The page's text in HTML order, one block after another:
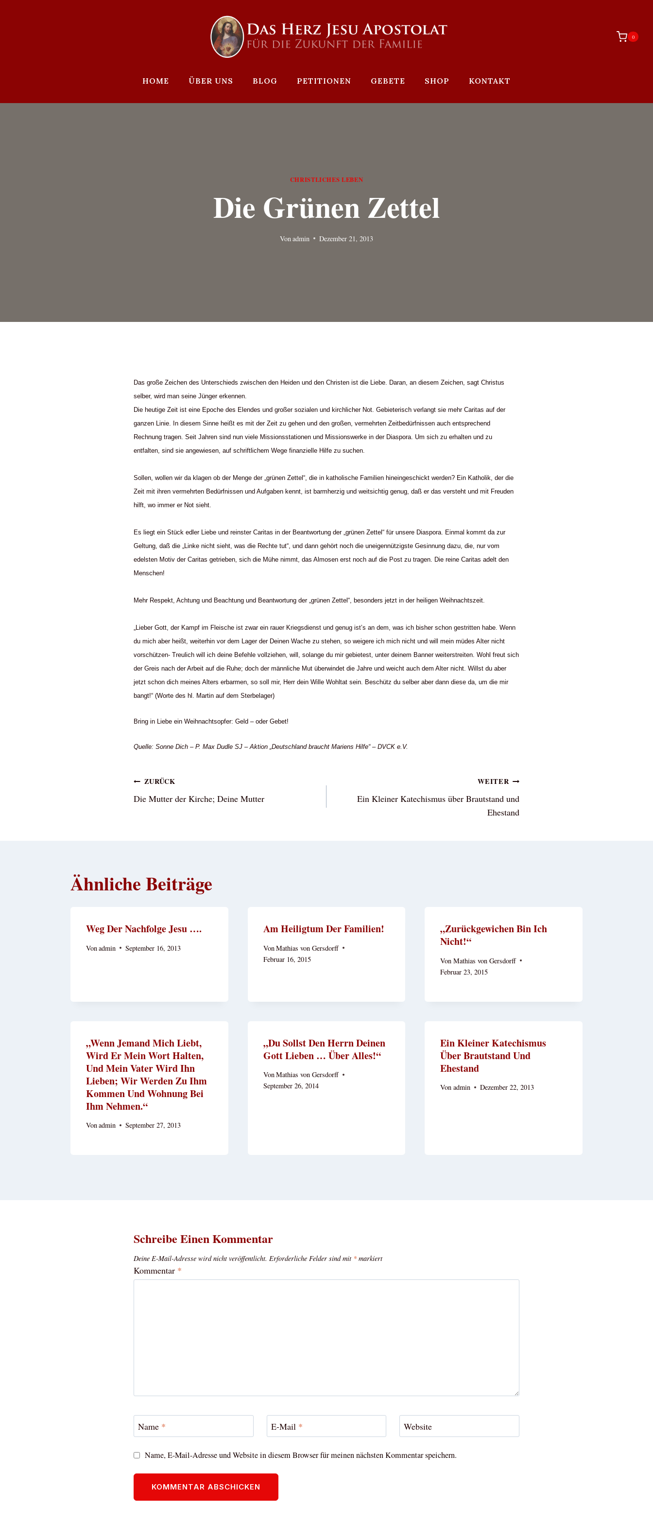
0
HOME ÜBER UNS BLOG PETITIONEN GEBETE SHOP KONTAKT
CHRISTLICHES LEBEN
Die Grünen Zettel
Von admin Dezember 21, 2013
Das große Zeichen des Unterschieds zwischen den Heiden und den Christen ist die Liebe. Daran, an diesem Zeichen, sagt Christus
selber, wird man seine Jünger erkennen.
Die heutige Zeit ist eine Epoche des Elendes und großer sozialen und kirchlicher Not. Gebieterisch verlangt sie mehr Caritas auf der
ganzen Linie. In diesem Sinne heißt es mit der Zeit zu gehen und den großen, vermehrten Zeitbedürfnissen auch entsprechend
Rechnung tragen. Seit Jahren sind nun viele Missionsstationen und Missionswerke in der Diaspora. Um sich zu erhalten und zu
entfalten, sind sie angewiesen, auf schriftlichem Wege finanzielle Hilfe zu suchen.
Sollen, wollen wir da klagen ob der Menge der „grünen Zettel“, die in katholische Familien hineingeschickt werden? Ein Katholik, der die
Zeit mit ihren vermehrten Bedürfnissen und Aufgaben kennt, ist barmherzig und weitsichtig genug, daß er das versteht und mit Freuden
hilft, wo immer er Not sieht.
Es liegt ein Stück edler Liebe und reinster Caritas in der Beantwortung der „grünen Zettel“ für unsere Diaspora. Einmal kommt da zur
Geltung, daß die „Linke nicht sieht, was die Rechte tut“, und dann gehört noch die uneigennützigste Gesinnung dazu, die, nur vom
edelsten Motiv der Caritas getrieben, sich die Mühe nimmt, das Almosen erst noch auf die Post zu tragen. Die reine Caritas adelt den
Menschen!
Mehr Respekt, Achtung und Beachtung und Beantwortung der „grünen Zettel“, besonders jetzt in der heiligen Weihnachtszeit.
„Lieber Gott, der Kampf im Fleische ist zwar ein rauer Kriegsdienst und genug ist’s an dem, was ich bisher schon gestritten habe. Wenn
du mich aber heißt, weiterhin vor dem Lager der Deinen Wache zu stehen, so weigere ich mich nicht und will mein müdes Alter nicht
vorschützen- Treulich will ich deine Befehle vollziehen, will, solange du mir gebietest, unter deinem Banner weiterstreiten. Wohl freut sich
der Greis nach der Arbeit auf die Ruhe; doch der männliche Mut überwindet die Jahre und weicht auch dem Alter nicht. Willst du aber
jetzt schon dich meines Alters erbarmen, so soll mir, Herr dein Wille Wohltat sein. Beschütz du selber aber dann diese da, um die mir
bangt!“ (Worte des hl. Martin auf dem Sterbelager)
Bring in Liebe ein Weihnachtsopfer: Geld – oder Gebet!
Quelle: Sonne Dich – P. Max Dudle SJ – Aktion „Deutschland braucht Mariens Hilfe“ – DVCK e.V.
Beitragsnavigation
ZURÜCK
Die Mutter der Kirche; Deine Mutter
WEITER
Ein Kleiner Katechismus über Brautstand und
Ehestand
Ähnliche Beiträge
Weg Der Nachfolge Jesu ….
Vonadmin September 16, 2013
Am Heiligtum Der Familien!
VonMathias von Gersdorff
Februar 16, 2015
„Zurückgewichen Bin Ich
Nicht!“
Von Mathias von Gersdorff
Februar 23, 2015
„Wenn Jemand Mich Liebt,
Wird Er Mein Wort Halten,
Und Mein Vater Wird Ihn
Lieben; Wir Werden Zu Ihm
Kommen Und Wohnung Bei
Ihm Nehmen.“
Vonadmin September 27, 2013
„Du Sollst Den Herrn Deinen
Gott Lieben … Über Alles!“
VonMathias von Gersdorff
September 26, 2014
Ein Kleiner Katechismus
Über Brautstand Und
Ehestand
Von admin Dezember 22, 2013
Schreibe Einen Kommentar
Deine E-Mail-Adresse wird nicht veröffentlicht. Erforderliche Felder sind mit * markiert
Kommentar *
Name * E-Mail * Website
Name, E-Mail-Adresse und Website in diesem Browser für meinen nächsten Kommentar speichern.